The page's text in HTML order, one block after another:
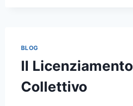
BLOG
Il Licenziamento
Collettivo